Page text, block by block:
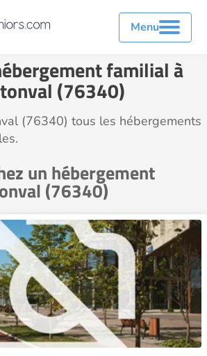
Menu
familial à
(76340)
(76340) tous les hébergements
un hébergement
(76340)